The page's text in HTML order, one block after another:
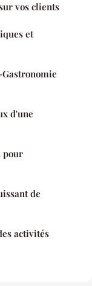
vos clients
et
d'une
pour
de
activités